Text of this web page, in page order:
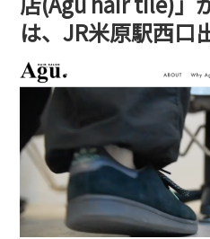
は、JR米原駅西口